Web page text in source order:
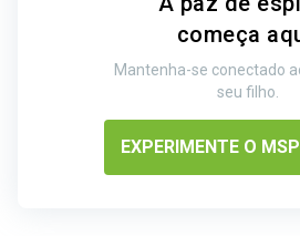
começa
Mantenha-se conectado
seu filho.
EXPERIMENTE O